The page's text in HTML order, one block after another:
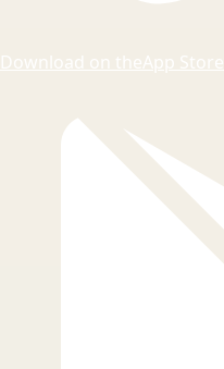
Download on theApp Store